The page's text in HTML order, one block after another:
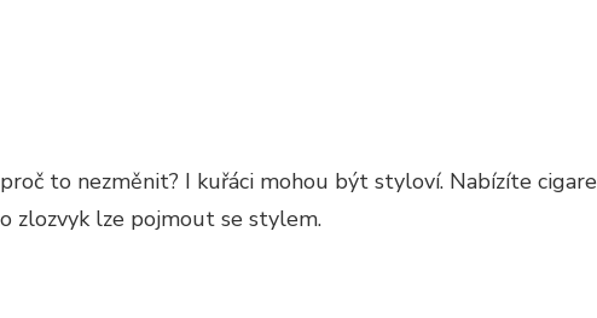
to nezměnit? I kuřáci mohou být styloví. Nabízíte
zlozvyk lze pojmout se stylem.